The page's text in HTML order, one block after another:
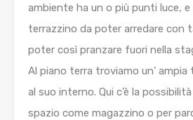
ambiente ha un o più punti luce, e
terrazzino da poter arredare con
poter così pranzare fuori nella
Al piano terra troviamo un’
al suo interno. Qui c’è la
spazio come magazzino o per